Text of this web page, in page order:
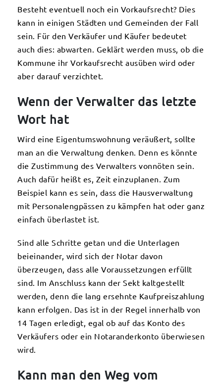
Besteht eventuell noch ein Vorkaufsrecht? Dies
kann in einigen Städten und Gemeinden der Fall
sein. Für den Verkäufer und Käufer bedeutet
auch dies: abwarten. Geklärt werden muss, ob die
Kommune ihr Vorkaufsrecht ausüben wird oder
aber darauf verzichtet.
Wenn der Verwalter das letzte
Wort hat
Wird eine Eigentumswohnung veräußert, sollte
man an die Verwaltung denken. Denn es könnte
die Zustimmung des Verwalters vonnöten sein.
Auch dafür heißt es, Zeit einzuplanen. Zum
Beispiel kann es sein, dass die Hausverwaltung
mit Personalengpässen zu kämpfen hat oder ganz
einfach überlastet ist.
Sind alle Schritte getan und die Unterlagen
beieinander, wird sich der Notar davon
überzeugen, dass alle Voraussetzungen erfüllt
sind. Im Anschluss kann der Sekt kaltgestellt
werden, denn die lang ersehnte Kaufpreiszahlung
kann erfolgen. Das ist in der Regel innerhalb von
14 Tagen erledigt, egal ob auf das Konto des
Verkäufers oder ein Notaranderkonto überwiesen
wird.
Kann man den Weg vom